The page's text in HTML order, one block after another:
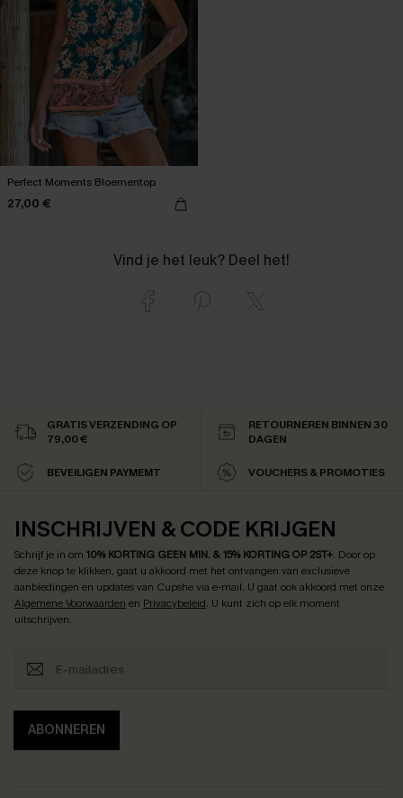
Perfect Moments Bloementop
27,00 €
Vind je het leuk? Deel het!
GRATIS VERZENDING OP
79,00 €
RETOURNEREN BINNEN 30
DAGEN
BEVEILIGEN PAYMEMT VOUCHERS & PROMOTIES
INSCHRIJVEN & CODE KRIJGEN
Schrijf je in om 10% KORTING GEEN MIN. & 15% KORTING OP 2ST+. Door op
deze knop te klikken, gaat u akkoord met het ontvangen van exclusieve
aanbiedingen en updates van Cupshe via e-mail. U gaat ook akkoord met onze
Algemene Voorwaarden en Privacybeleid. U kunt zich op elk moment
uitschrijven.
ABONNEREN